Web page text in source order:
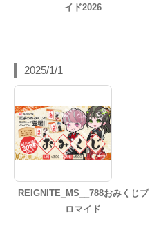
イド2026
2025/1/1
REIGNITE_MS__788おみくじブ
ロマイド